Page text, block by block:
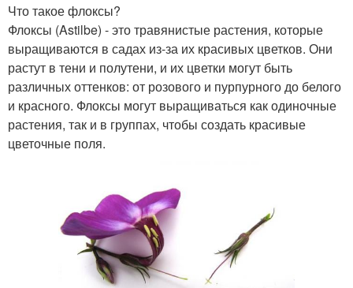
Что такое флоксы?
Флоксы (Astilbe) - это травянистые растения, которые
выращиваются в садах из-за их красивых цветков. Они
растут в тени и полутени, и их цветки могут быть
различных оттенков: от розового и пурпурного до белого
и красного. Флоксы могут выращиваться как одиночные
растения, так и в группах, чтобы создать красивые
цветочные поля.